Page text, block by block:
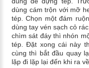
dùng cám trộn với mỡ
tép. Chọn một đám
dùng tay vén sạch cỏ
chìm sát đáy thì nhón
tép. Đặt xong cái này
cùng thì bắt đầu quay
lặp đi lặp lại đến khi ra về.